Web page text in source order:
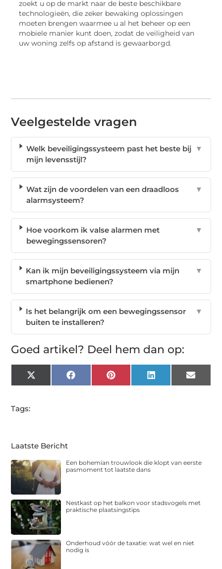
zoekt u op de markt naar de beste beschikbare
technologieën, die zeker bewaking oplossingen
moeten brengen waarmee u al het beheer op een
mobiele manier kunt doen, zodat de veiligheid van
uw woning zelfs op afstand is gewaarborgd.
Veelgestelde vragen
Welk beveiligingssysteem past het beste bij
mijn levensstijl?
▼
Wat zijn de voordelen van een draadloos
alarmsysteem?
▼
Hoe voorkom ik valse alarmen met
bewegingssensoren?
▼
Kan ik mijn beveiligingssysteem via mijn
smartphone bedienen?
▼
Is het belangrijk om een bewegingssensor
buiten te installeren?
▼
Goed artikel? Deel hem dan op:
X
(Twitter)
FacebookPinterest LinkedIn Email
Tags:
Laatste Bericht
Een bohemian trouwlook die klopt van eerste
pasmoment tot laatste dans
Nestkast op het balkon voor stadsvogels met
praktische plaatsingstips
Onderhoud vóór de taxatie: wat wel en niet
nodig is